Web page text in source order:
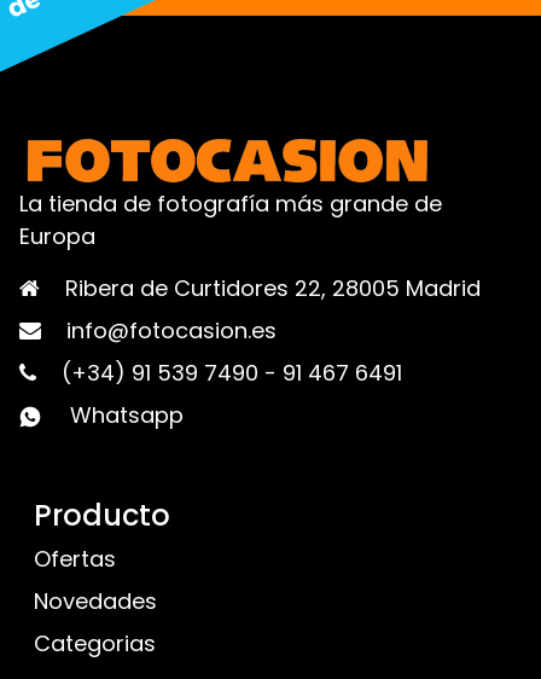
La tienda de fotografía más grande de
Europa
Ribera de Curtidores 22, 28005 Madrid
info@fotocasion.es
(+34) 91 539 7490 - 91 467 6491
Whatsapp
Producto
Ofertas
Novedades
Categorias